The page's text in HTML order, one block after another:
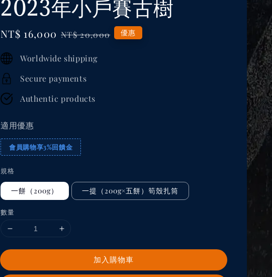
2023年小戶賽古樹
Sale
NT$ 16,000 Regular
NT$ 20,000 優惠
Worldwide shipping
Secure payments
Authentic products
適用優惠
會員購物享3%回饋金
規格
一餅（200g） 一提（200g×五餅）筍殼扎筒
數量
加入購物車